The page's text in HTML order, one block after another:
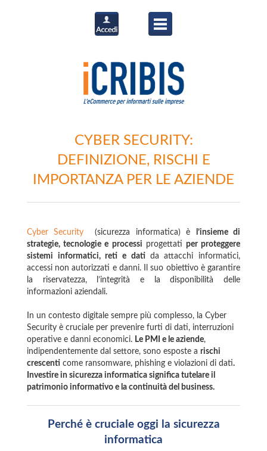
CYBER SECURITY:
DEFINIZIONE, RISCHI E
IMPORTANZA PER LE AZIENDE
Cyber Security (sicurezza informatica) è
l’insieme di
strategie, tecnologie e processi progettati per proteggere
sistemi informatici, reti e dati da attacchi informatici,
accessi non autorizzati e danni. Il suo obiettivo è garantire
la riservatezza, l’integrità e la disponibilità delle
informazioni aziendali.
In un contesto digitale sempre più complesso, la Cyber
Security è cruciale per prevenire furti di dati, interruzioni
operative e danni economici. Le PMI e le aziende,
indipendentemente dal settore, sono esposte a rischi
crescenti come ransomware, phishing e violazioni di dati.
Investire in sicurezza informatica significa tutelare il
patrimonio informativo e la continuità del business.
Perché è cruciale oggi la sicurezza
informatica